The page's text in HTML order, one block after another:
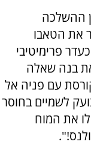
ההשלכה
את הטאבו
פרימיטיבי
בנה שאלה
עם פניה אל
לשמיים בחוסר
את המוח